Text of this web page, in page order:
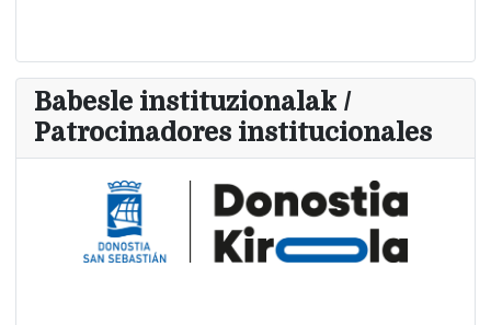
Babesle instituzionalak /
Patrocinadores institucionales